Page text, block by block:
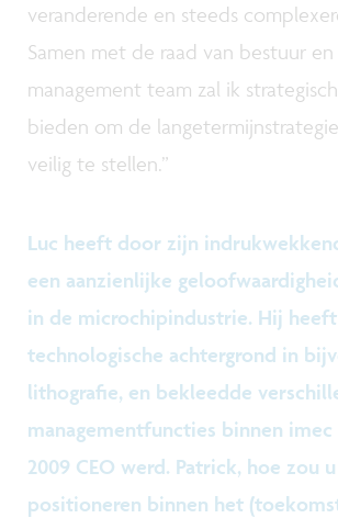
veranderende en steeds
Samen met de raad van bestuur
management team zal ik
bieden om de
veilig te stellen.”
Luc heeft door zijn
een aanzienlijke
in de microchipindustrie. Hij
technologische achtergrond in
lithografie, en bekleedde
managementfuncties binnen
2009 CEO werd. Patrick, hoe zou
positioneren binnen het